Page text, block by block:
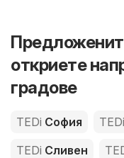
откриете
градове
TEDi София TEDi
TEDi Сливен